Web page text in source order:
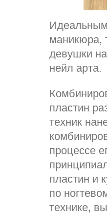
Идеальным
маникюра,
девушки
нейл арта.
пластин
техник
процессе
пластин и
по
технике,